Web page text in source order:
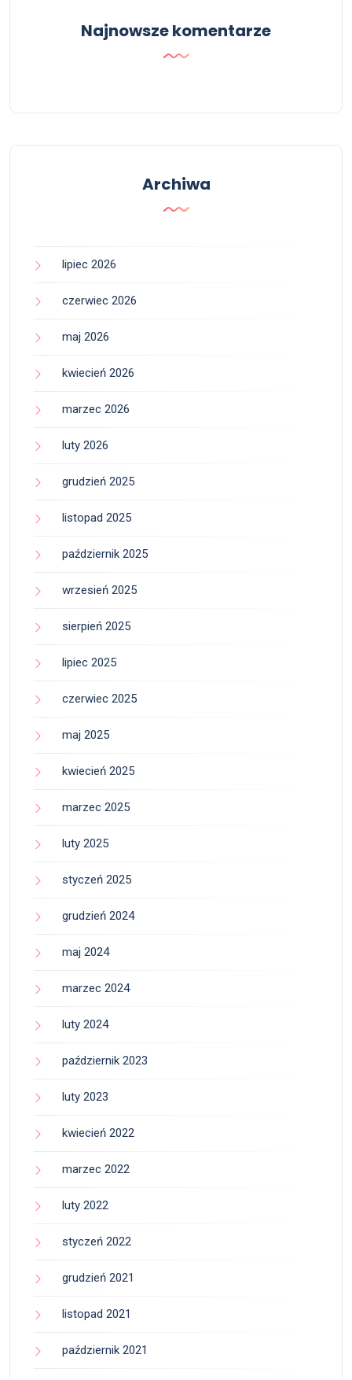
Najnowsze komentarze
Archiwa
lipiec 2026
czerwiec 2026
maj 2026
kwiecień 2026
marzec 2026
luty 2026
grudzień 2025
listopad 2025
październik 2025
wrzesień 2025
sierpień 2025
lipiec 2025
czerwiec 2025
maj 2025
kwiecień 2025
marzec 2025
luty 2025
styczeń 2025
grudzień 2024
maj 2024
marzec 2024
luty 2024
październik 2023
luty 2023
kwiecień 2022
marzec 2022
luty 2022
styczeń 2022
grudzień 2021
listopad 2021
październik 2021